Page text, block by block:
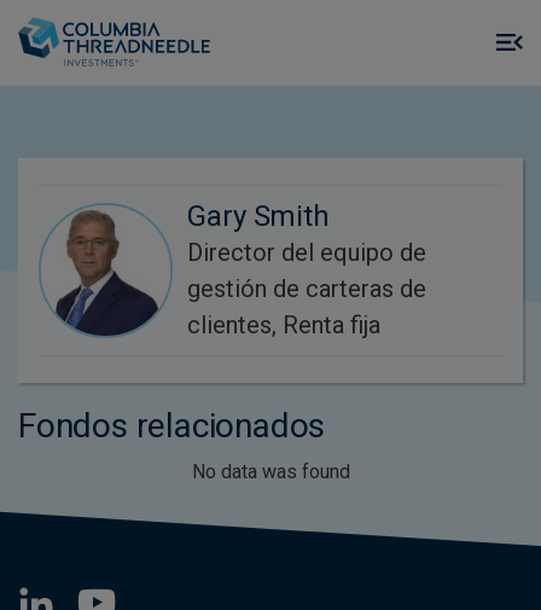
Gary Smith
Director del equipo de
gestión de carteras de
clientes, Renta fija
Fondos relacionados
No data was found